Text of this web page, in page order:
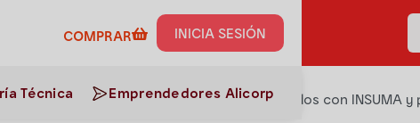
COMPRAR INICIA SESIÓN
Técnica Emprendedores Alicorp
de esta receta al
Pastelería >¡Prepara unos Muffins Especiados con INSUMA